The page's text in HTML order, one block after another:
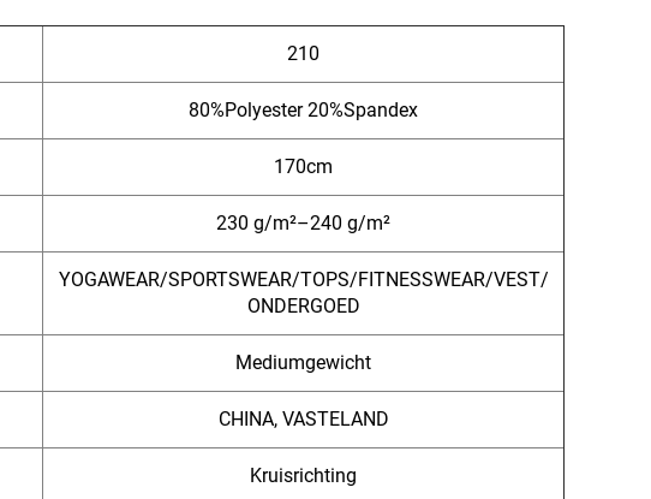
210
80%Polyester 20%Spandex
170cm
230 g/m²–240 g/m²
YOGAWEAR/SPORTSWEAR/TOPS/FITNESSWEAR/VEST/
ONDERGOED
Mediumgewicht
CHINA, VASTELAND
Kruisrichting